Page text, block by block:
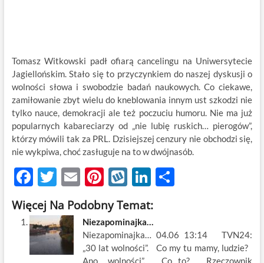
Tomasz Witkowski padł ofiarą cancelingu na Uniwersytecie
Jagiellońskim. Stało się to przyczynkiem do naszej dyskusji o
wolności słowa i swobodzie badań naukowych. Co ciekawe,
zamiłowanie zbyt wielu do kneblowania innym ust szkodzi nie
tylko nauce, demokracji ale też poczuciu humoru. Nie ma już
popularnych kabareciarzy od „nie lubię ruskich… pierogów”,
którzy mówili tak za PRL. Dzisiejszej cenzury nie obchodzi się,
nie wykpiwa, choć zasługuje na to w dwójnasób.
F
ac
e
b
o
T
w
itt
er
E
m
ail
Pi
nt
er
es
t
W
k
o
p
Li
k
e
dI
S
e
Więcej Na Podobny Temat:
Niezapominajka…
Niezapominajka… 04.06 13:14 TVN24:
„30 lat wolności”. Co my tu mamy, ludzie?
Ano, „wolności”. Co to? Rzeczownik